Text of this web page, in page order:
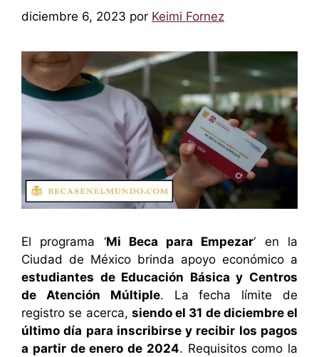
diciembre 6, 2023 por Keimi Fornez
El programa ‘Mi Beca para Empezar‘ en la
Ciudad de México brinda apoyo económico a
estudiantes de Educación Básica y Centros
de Atención Múltiple. La fecha límite de
registro se acerca, siendo el 31 de diciembre el
último día para inscribirse y recibir los pagos
a partir de enero de 2024. Requisitos como la